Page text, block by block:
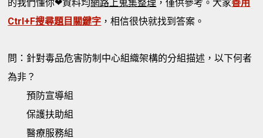
的我們懂你❤資料均網路上蒐集整理 ，僅供參考。大家善用
Ctrl+F搜尋題目關鍵字 ，相信很快就找到答案。
問：針對毒品危害防制中心組織架構的分組描述，以下何者
為非？
預防宣導組
保護扶助組
醫療服務組